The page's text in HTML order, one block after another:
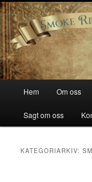
Hoppa
till
primärt
innehåll
Hoppa
till
sekundärt
innehållSmoke
Smoke Rings Sisters
Hem Om oss
Sagt om oss
KATEGORIARKIV: